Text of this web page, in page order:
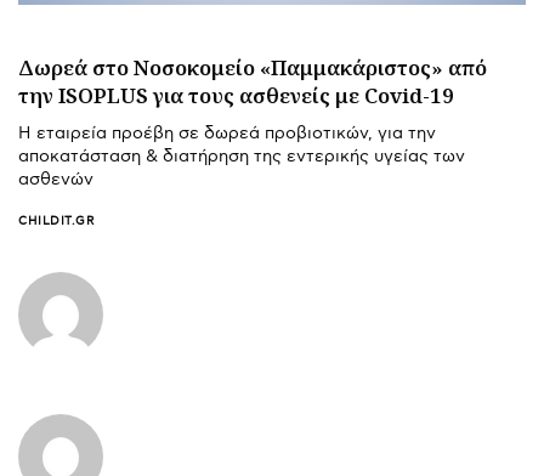
Δωρεά στo Νοσοκομείο «Παμμακάριστος» από
την ISOPLUS για τους ασθενείς με Covid-19
Η εταιρεία προέβη σε δωρεά προβιοτικών, για την
αποκατάσταση & διατήρηση της εντερικής υγείας των
ασθενών
CHILDIT.GR